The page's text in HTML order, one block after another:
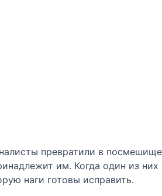
превратили в
им. Когда один из них
наги готовы исправить.